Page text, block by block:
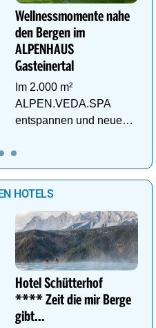
Wellnessmomente nahe
den Bergen im
ALPENHAUS
Gasteinertal
Im 2.000 m²
ALPEN.VEDA.SPA
entspannen und neue
Gesundheit tanken.
HOTELS
Hotel Schütterhof
**** Zeit die mir Berge
gibt…